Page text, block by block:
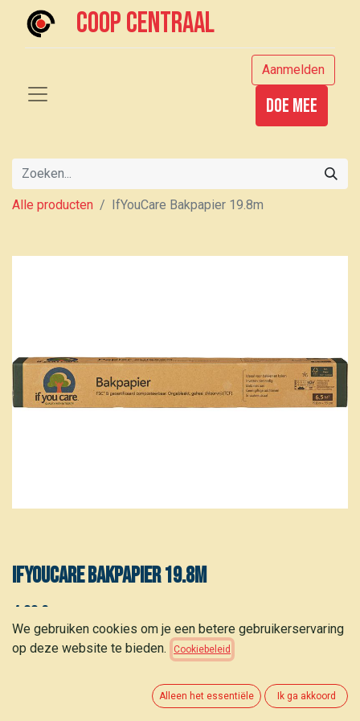
Coop centraal
Aanmelden
Doe mee
Alle producten IfYouCare Bakpapier 19.8m
IfYouCare Bakpapier 19.8m
4,90 €
TOEVOEGEN AAN WINKELMANDJE
We gebruiken cookies om je een betere gebruikerservaring
op deze website te bieden.
Cookiebeleid
Alleen het essentiële Ik ga akkoord